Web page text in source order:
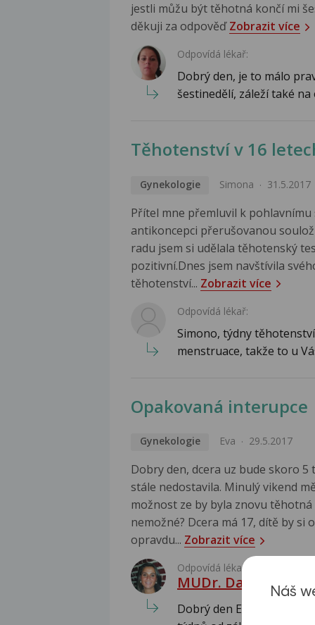
jestli můžu být těhotná končí mi
děkuji za odpověďZobrazit více
Odpovídá lékař:
Dobrý den, je to málo
šestinedělí, záleží také
Těhotenství v 16
Gynekologie Simona 31.5.2017
Přítel mne přemluvil k
antikoncepci přerušovanou
radu jsem si udělala těhotenský
pozitivní.Dnes jsem navštívila
těhotenství... Zobrazit více
Odpovídá lékař:
Simono, týdny
menstruace, takže to u
Opakovaná interupce
Gynekologie Eva 29.5.2017
Dobry den, dcera uz bude skoro
stále nedostavila. Minulý vikend
možnost ze by byla znovu
nemožné? Dcera má 17, dítě by si
opravdu... Zobrazit více
Odpovídá lékař:
MUDr. Danica
Dobrý den Evo, k
Náš